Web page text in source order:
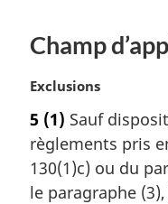
Champ
N
t
e
m
a
Exclusions
5 (1) Sauf
règlements pris
130(1)c) ou du
le paragraphe